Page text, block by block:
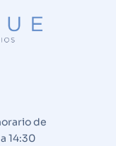
de
14:30